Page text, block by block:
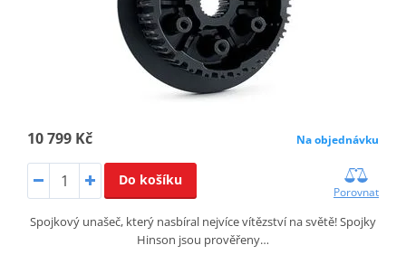
10 799 Kč Na objednávku
Do košíku
Porovnat
Spojkový unašeč, který nasbíral nejvíce vítězství na světě! Spojky
Hinson jsou prověřeny…